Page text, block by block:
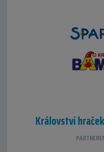
Království